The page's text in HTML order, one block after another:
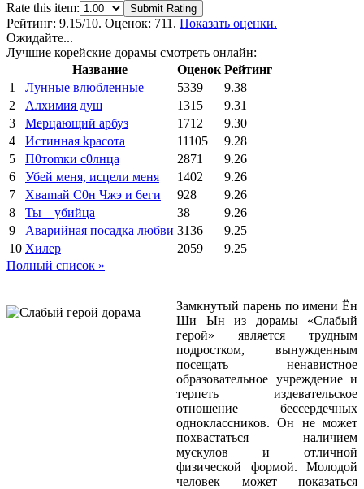
Rate this item:
Submit Rating
Рейтинг: 9.15/10. Оценок: 711. Показать оценки.
Ожидайте...
Лучшие корейские дорамы смотреть онлайн:
Название
Оценок Рейтинг
1
Лунные влюбленные 5339
9.38
2
Алхимия душ 1315
9.31
3
Мерцающий арбуз 1712
9.30
4
Иcтиннaя kрасoтa 11105
9.28
5
П0тоmки c0лнцa 2871
9.26
6
Убей меня, исцели меня 1402
9.26
7
Xваmай С0н Чжэ и 6еги 928
9.26
8
Ты – убийца 38
9.26
9
Аварийная посадка любви 3136
9.25
10 Хилер 2059
9.25
Полный список »
Замкнутый парень по имени Ён
Ши Ын из дорамы «Слабый
герой» является трудным
подростком, вынужденным
посещать ненавистное
образовательное учреждение и
терпеть издевательское
отношение бессердечных
одноклассников. Он не может
похвастаться наличием
мускулов и отличной
физической формой. Молодой
человек может показаться